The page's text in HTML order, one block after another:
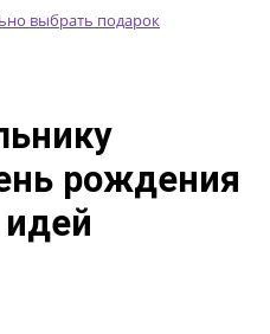
рождения